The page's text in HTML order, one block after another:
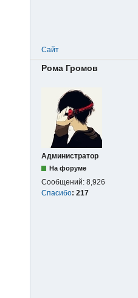
Сайт
Рома Громов
Администратор
На форуме
Сообщений: 8,926
Спасибо: 217